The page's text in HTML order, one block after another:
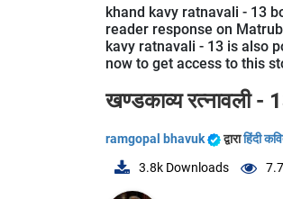
khand kavy ratnavali - 13
reader response on
kavy ratnavali - 13 is also
now to get access to this
खण्‍डकाव्‍य रत्‍नावली -
ramgopal bhavuk द्वाराहिंदी
3.8k Downloads